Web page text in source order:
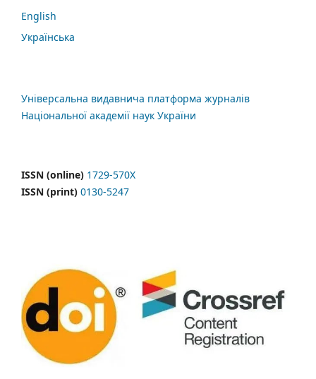
English
Українська
Універсальна видавнича платформа журналів
Національної академії наук України
ISSN (online) 1729-570X
ISSN (print) 0130-5247